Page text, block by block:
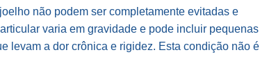
não podem ser completamente evitadas e
varia em gravidade e pode incluir pequenas
levam a dor crônica e rigidez. Esta condição não é